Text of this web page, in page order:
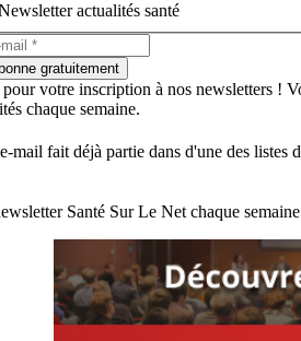
actualités santé
gratuitement
votre inscription à nos newsletters !
chaque semaine.
mail fait déjà partie dans d'une des listes
Santé Sur Le Net chaque